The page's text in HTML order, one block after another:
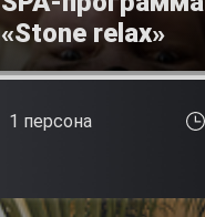
«Stone relax»
1 персона